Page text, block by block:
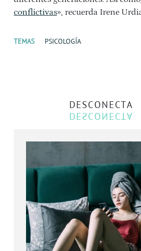
conflictivas», recuerda Irene
TEMAS PSICOLOGÍA
DESCONECTA